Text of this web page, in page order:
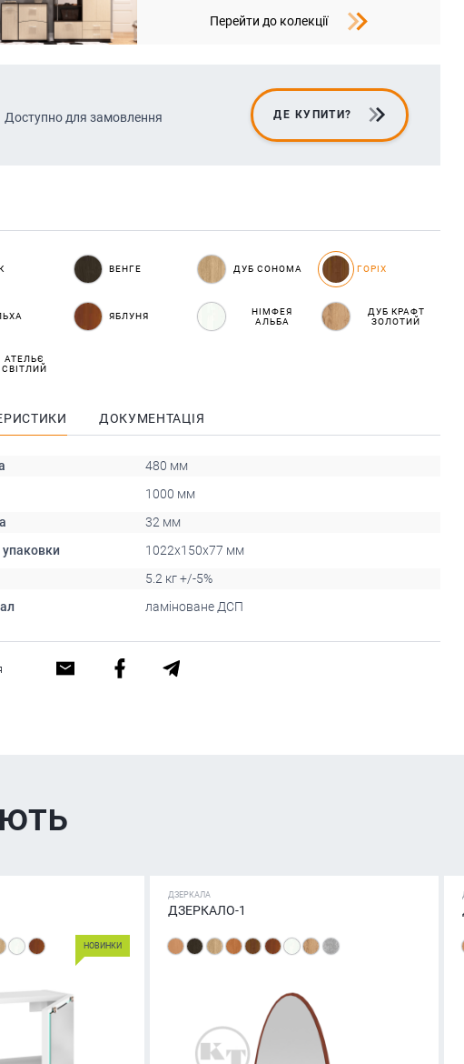
Перейти до колекції
Доступно для замовлення ДЕ КУПИТИ?
ВЕНГЕ ДУБ СОНОМА ГОРІХ
ЯБЛУНЯ
НІМФЕЯ
АЛЬБА
ДУБ КРАФТ
ЗОЛОТИЙ
АТЕЛЬЄ
СВІТЛИЙ
ДОКУМЕНТАЦІЯ
480 мм
1000 мм
32 мм
упаковки
1022х150х77 мм
5.2 кг +/-5%
ламіноване ДСП
НОВИНКИ
ДЗЕРКАЛА
ДЗЕРКАЛО-1